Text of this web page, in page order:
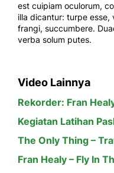
est cuipiam oculorum,
illa dicantur: turpe esse,
frangi, succumbere.
verba solum putes.
Video Lainnya
Rekorder: Fran
Kegiatan Latihan
The Only Thing –
Fran Healy – Fly In